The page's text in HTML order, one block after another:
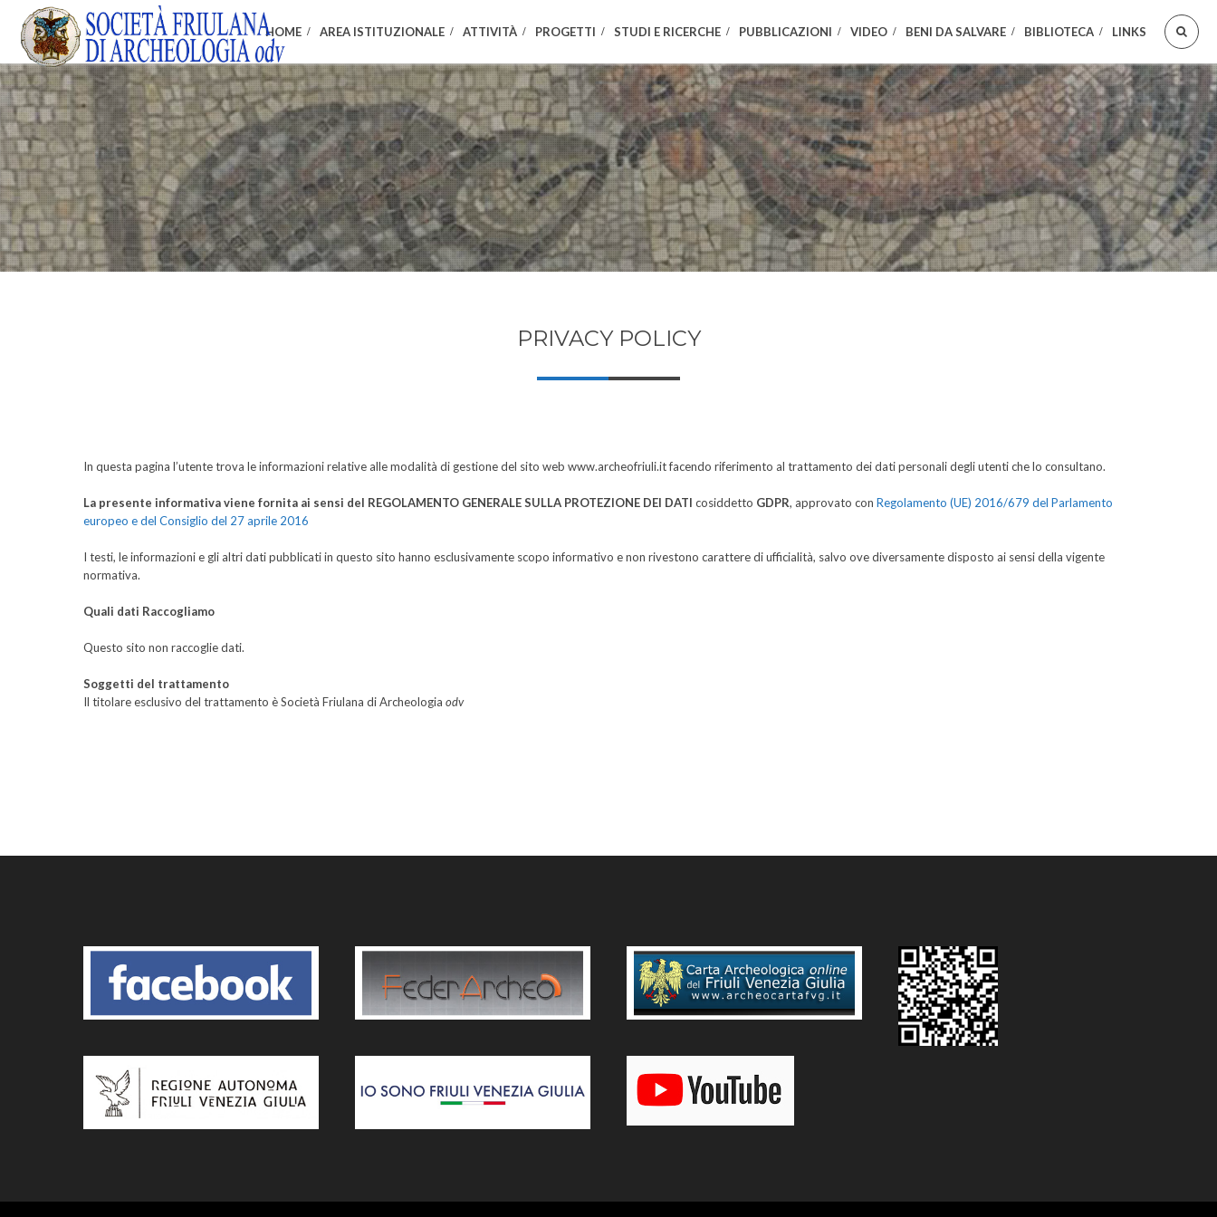
HOME AREA ISTITUZIONALE ATTIVITÀ PROGETTI STUDI E RICERCHE PUBBLICAZIONI VIDEO BENI DA SALVARE BIBLIOTECA LINKS
PRIVACY POLICY
In questa pagina l’utente trova le informazioni relative alle modalità di gestione del sito web www.archeofriuli.it facendo riferimento al trattamento dei dati personali degli utenti che lo consultano.
La presente informativa viene fornita ai sensi del REGOLAMENTO GENERALE SULLA PROTEZIONE DEI DATI cosiddetto GDPR, approvato con Regolamento (UE) 2016/679 del Parlamento
europeo e del Consiglio del 27 aprile 2016
I testi, le informazioni e gli altri dati pubblicati in questo sito hanno esclusivamente scopo informativo e non rivestono carattere di ufficialità, salvo ove diversamente disposto ai sensi della vigente
normativa.
Quali dati Raccogliamo
Questo sito non raccoglie dati.
Soggetti del trattamento
Il titolare esclusivo del trattamento è Società Friulana di Archeologia odv